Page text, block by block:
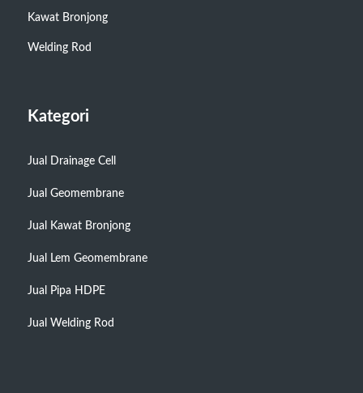
Kawat Bronjong
Welding Rod
Kategori
Jual Drainage Cell
Jual Geomembrane
Jual Kawat Bronjong
Jual Lem Geomembrane
Jual Pipa HDPE
Jual Welding Rod